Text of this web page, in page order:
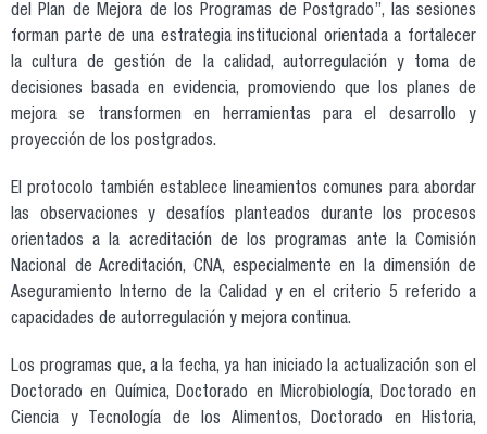
del Plan de Mejora de los Programas de Postgrado”, las sesiones
forman parte de una estrategia institucional orientada a fortalecer
la cultura de gestión de la calidad, autorregulación y toma de
decisiones basada en evidencia, promoviendo que los planes de
mejora se transformen en herramientas para el desarrollo y
proyección de los postgrados.
El protocolo también establece lineamientos comunes para abordar
las observaciones y desafíos planteados durante los procesos
orientados a la acreditación de los programas ante la Comisión
Nacional de Acreditación, CNA, especialmente en la dimensión de
Aseguramiento Interno de la Calidad y en el criterio 5 referido a
capacidades de autorregulación y mejora continua.
Los programas que, a la fecha, ya han iniciado la actualización son el
Doctorado en Química, Doctorado en Microbiología, Doctorado en
Ciencia y Tecnología de los Alimentos, Doctorado en Historia,